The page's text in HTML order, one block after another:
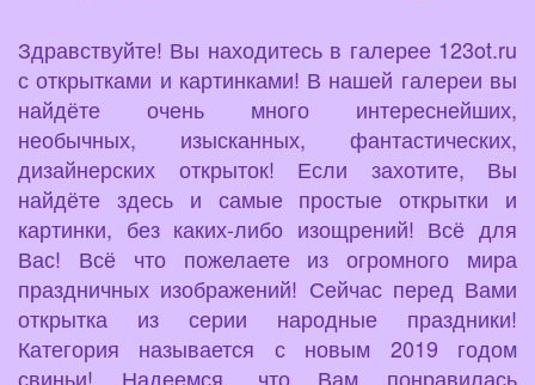
Здравствуйте! Вы находитесь в галерее 123ot.ru
с открытками и картинками! В нашей галереи вы
найдёте очень много интереснейших,
необычных, изысканных, фантастических,
дизайнерских открыток! Если захотите, Вы
найдёте здесь и самые простые открытки и
картинки, без каких-либо изощрений! Всё для
Вас! Всё что пожелаете из огромного мира
праздничных изображений! Сейчас перед Вами
открытка из серии народные праздники!
Категория называется с новым 2019 годом
свиньи! Надеемся, что Вам понравилась